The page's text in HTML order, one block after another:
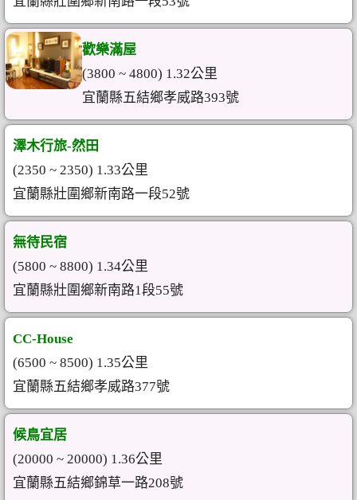
歡樂滿屋
(3800 ~ 4800) 1.32公里
宜蘭縣五結鄉孝威路393號
澤木行旅-然田
(2350 ~ 2350) 1.33公里
宜蘭縣壯圍鄉新南路一段52號
無待民宿
(5800 ~ 8800) 1.34公里
宜蘭縣壯圍鄉新南路1段55號
CC-House
(6500 ~ 8500) 1.35公里
宜蘭縣五結鄉孝威路377號
候鳥宜居
(20000 ~ 20000) 1.36公里
宜蘭縣五結鄉錦草一路208號